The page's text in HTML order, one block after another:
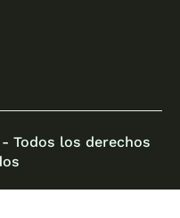
Todos los derechos